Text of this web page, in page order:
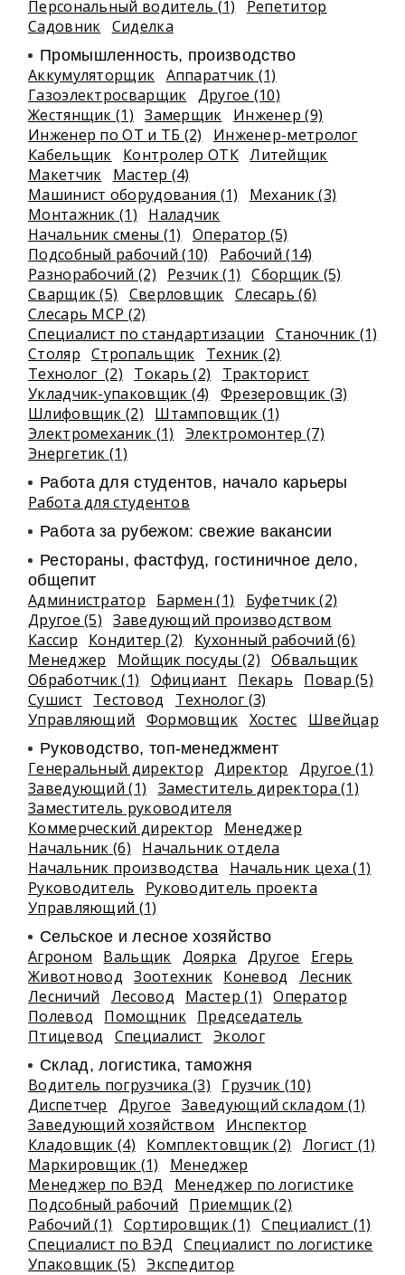
Персональный водитель (1)
Репетитор
Садовник Сиделка
Промышленность, производство
Аккумуляторщик Аппаратчик (1)
Газоэлектросварщик Другое (10)
Жестянщик (1)
Замерщик
Инженер (9)
Инженер по ОТ и ТБ (2)
Инженер-метролог
Кабельщик
Контролер ОТК Литейщик
Макетчик
Мастер (4)
Машинист оборудования (1)
Механик (3)
Монтажник (1)
Наладчик
Начальник смены (1)
Оператор (5)
Подсобный рабочий (10)
Рабочий (14)
Разнорабочий (2)
Резчик (1)
Сборщик (5)
Сварщик (5)
Сверловщик Слесарь (6)
Слесарь МСР (2)
Специалист по стандартизации
Станочник (1)
Столяр Стропальщик
Техник (2)
Технолог (2)
Токарь (2)
Тракторист
Укладчик-упаковщик (4)
Фрезеровщик (3)
Шлифовщик (2)
Штамповщик (1)
Электромеханик (1)
Электромонтер (7)
Энергетик (1)
Работа для студентов, начало карьеры
Работа для студентов
Работа за рубежом: свежие вакансии
Рестораны, фастфуд, гостиничное дело,
общепит
Администратор Бармен (1)
Буфетчик (2)
Другое (5)
Заведующий производством
Кассир
Кондитер (2)
Кухонный рабочий (6)
Менеджер
Мойщик посуды (2) Обвальщик
Обработчик (1)
Официант Пекарь
Повар (5)
Сушист
Тестовод
Технолог (3)
Управляющий
Формовщик Хостес Швейцар
Руководство, топ-менеджмент
Генеральный директор Директор
Другое (1)
Заведующий (1)
Заместитель директора (1)
Заместитель руководителя
Коммерческий директор
Менеджер
Начальник (6)
Начальник отдела
Начальник производства
Начальник цеха (1)
Руководитель
Руководитель проекта
Управляющий (1)
Сельское и лесное хозяйство
Агроном Вальщик Доярка Другое
Егерь
Животновод
Зоотехник Коневод
Лесник
Лесничий
Лесовод Мастер (1)
Оператор
Полевод
Помощник Председатель
Птицевод
Специалист Эколог
Склад, логистика, таможня
Водитель погрузчика (3)
Грузчик (10)
Диспетчер
Другое Заведующий складом (1)
Заведующий хозяйством
Инспектор
Кладовщик (4)
Комплектовщик (2)
Логист (1)
Маркировщик (1)
Менеджер
Менеджер по ВЭД
Менеджер по логистике
Подсобный рабочий
Приемщик (2)
Рабочий (1)
Сортировщик (1)
Специалист (1)
Специалист по ВЭД
Специалист по логистике
Упаковщик (5)
Экспедитор